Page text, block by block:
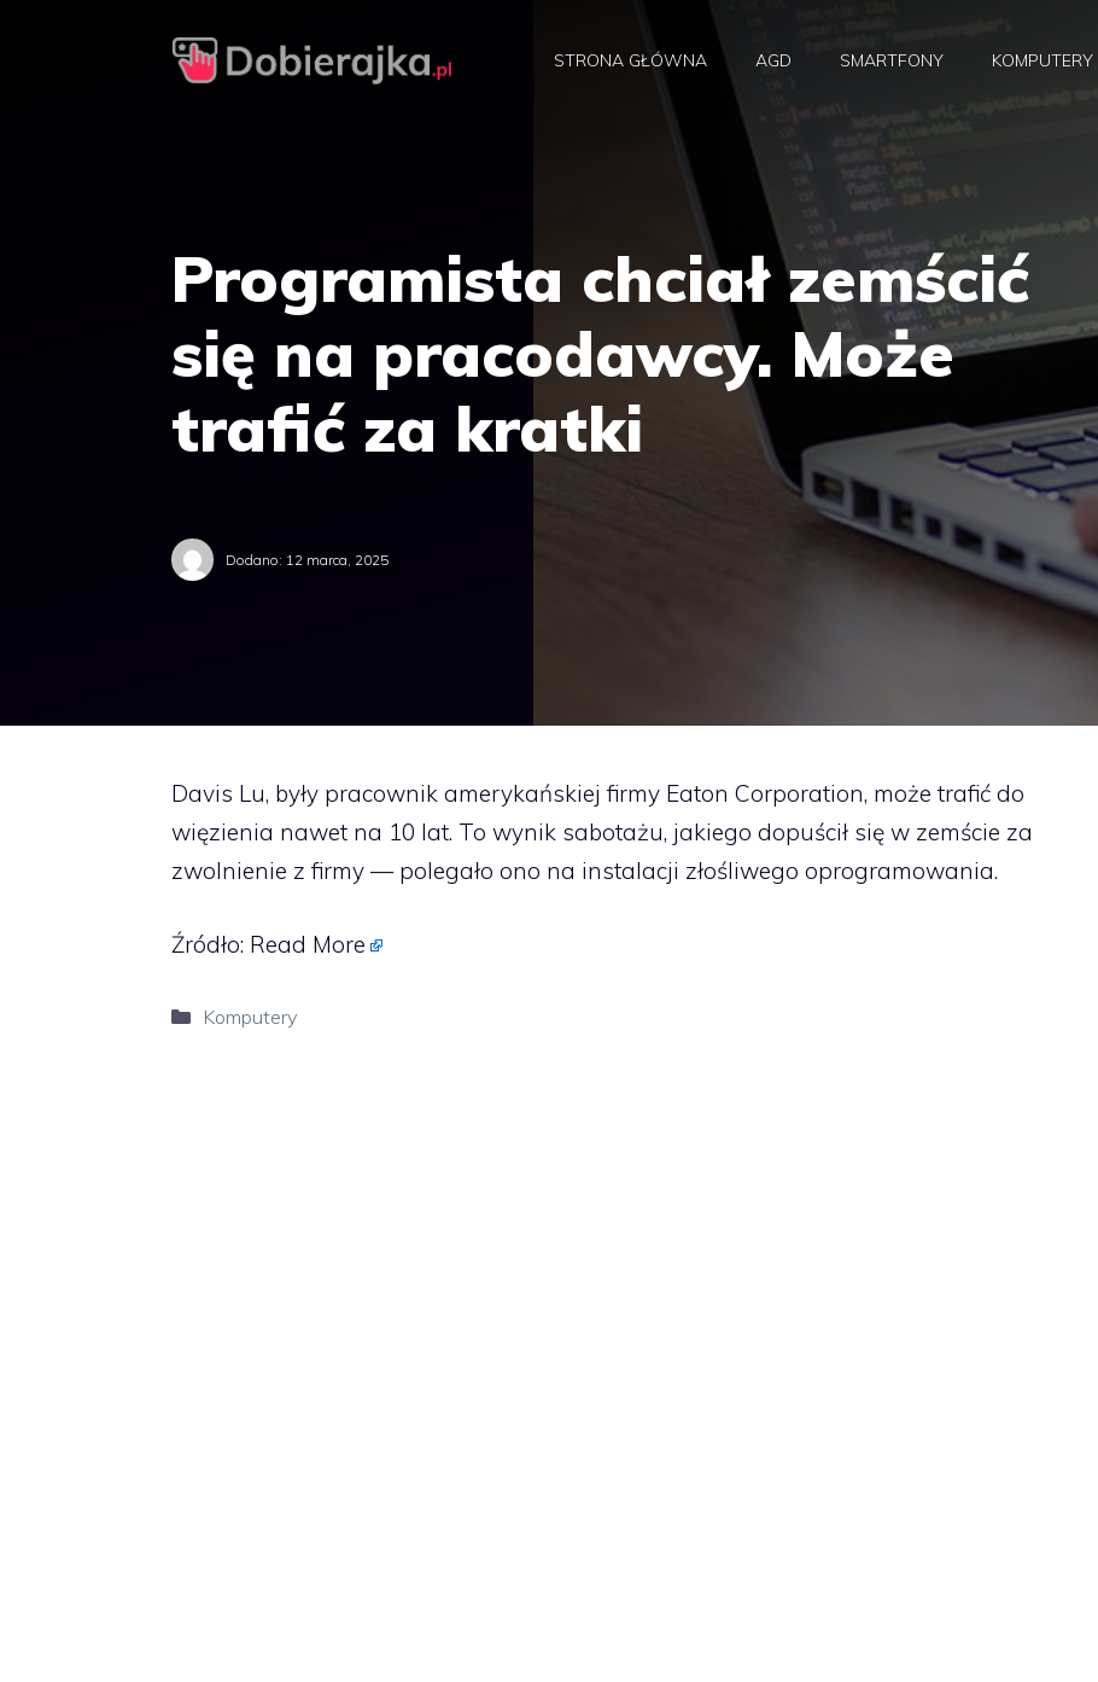
STRONA GŁÓWNA AGD SMARTFONY KOMPUTERY
Programista chciał zemścić
się na pracodawcy. Może
trafić za kratki
Dodano: 12 marca, 2025
Davis Lu, były pracownik amerykańskiej firmy Eaton Corporation, może trafić do
więzienia nawet na 10 lat. To wynik sabotażu, jakiego dopuścił się w zemście za
zwolnienie z firmy — polegało ono na instalacji złośliwego oprogramowania.
Źródło: Read More
Kategorie
Komputery